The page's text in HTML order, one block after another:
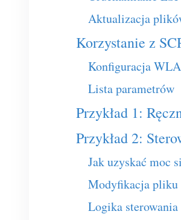
Aktualizacja
Korzystanie z
Konfiguracja
Lista parametrów
Przykład 1:
Przykład 2:
Jak uzyskać moc
Modyfikacja
Logika